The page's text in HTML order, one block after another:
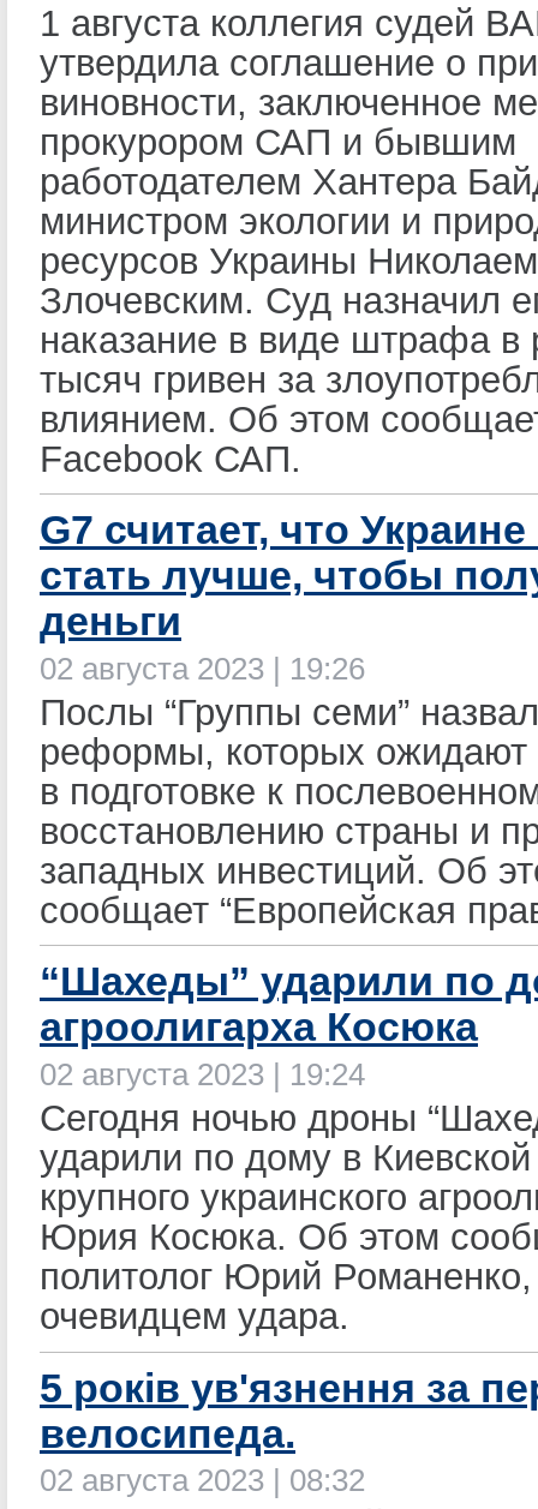
1 августа коллегия судей
утвердила соглашение о
виновности, заключенное
прокурором САП и бывшим
работодателем Хантера
министром экологии и
ресурсов Украины Николаем
Злочевским. Суд назначил
наказание в виде штрафа в
тысяч гривен за
влиянием. Об этом
Facebook САП.
G7 считает, что
стать лучше, чтобы
деньги
02 августа 2023 | 19:26
Послы “Группы семи”
реформы, которых ожидают
в подготовке к
восстановлению страны и
западных инвестиций. Об
сообщает “Европейская
“Шахеды” ударили по
агроолигарха Косюка
02 августа 2023 | 19:24
Сегодня ночью дроны
ударили по дому в
крупного украинского
Юрия Косюка. Об этом
политолог Юрий
очевидцем удара.
5 років ув'язнення за
велосипеда.
02 августа 2023 | 08:32